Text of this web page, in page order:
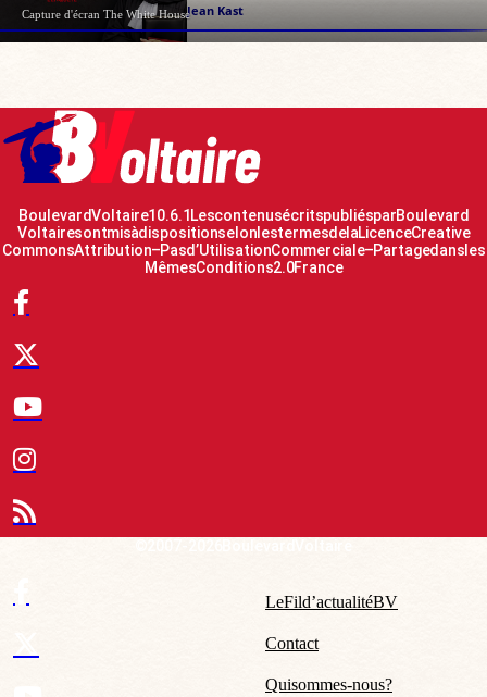
Capture d'écran The White HouseJean Kast
Boulevard Voltaire 10.6.1 Les contenus écrits publiés par Boulevard
Voltaire sont mis à disposition selon les termes de la Licence Creative
Commons Attribution – Pas d’Utilisation Commerciale – Partage dans les
Mêmes Conditions 2.0 France
Le Fil d’actualité BV
Contact
Qui sommes-nous ?